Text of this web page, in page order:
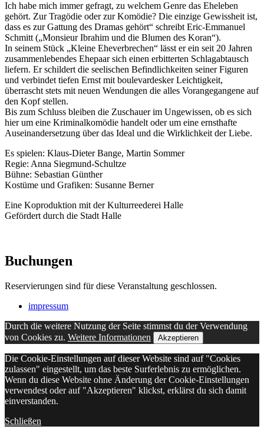
Ich habe mich immer gefragt, zu welchem Genre das Eheleben
gehört. Zur Tragödie oder zur Komödie? Die einzige Gewissheit ist,
dass es zur Gattung des Dramas gehört“ schreibt Eric-Emmanuel
Schmitt („Monsieur Ibrahim und die Blumen des Koran“).
In seinem Stück „Kleine Eheverbrechen“ lässt er ein seit 20 Jahren
zusammenlebendes Ehepaar sich einen erbitterten Schlagabtausch
liefern. Er schildert die seelischen Befindlichkeiten seiner Figuren
und verbindet tiefen Ernst mit boulevardesker Leichtigkeit,
überrascht stets mit neuen Wendungen die alles Vorangegangene auf
den Kopf stellen.
Bis zum Schluss bleiben die Zuschauer im Ungewissen, ob es sich
hier um eine Kriminalkomödie handelt oder um eine ernsthafte
Auseinandersetzung über das Ideal und die Wirklichkeit der Liebe.
Es spielen: Klaus-Dieter Bange, Martin Sommer
Regie: Anna Siegmund-Schultze
Bühne: Sebastian Günther
Kostüme und Grafiken: Susanne Berner
Eine Koproduktion mit der Kulturreederei Halle
Gefördert durch die Stadt Halle
Buchungen
Reservierungen sind für diese Veranstaltung geschlossen.
impressum
Durch die weitere Nutzung der Seite stimmst du der Verwendung
von Cookies zu. Weitere Informationen Akzeptieren
Die Cookie-Einstellungen auf dieser Website sind auf "Cookies
zulassen" eingestellt, um das beste Surferlebnis zu ermöglichen.
Wenn du diese Website ohne Änderung der Cookie-Einstellungen
verwendest oder auf "Akzeptieren" klickst, erklärst du sich damit
einverstanden.
Schließen